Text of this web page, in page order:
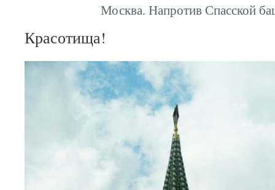
Москва. Напротив Спасской
Красотища!